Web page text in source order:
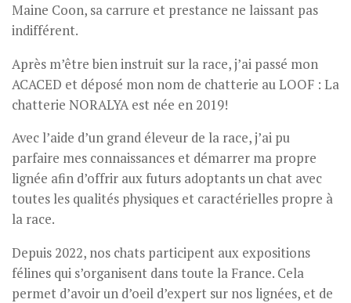
Maine Coon, sa carrure et prestance ne laissant pas
indifférent.
Après m’être bien instruit sur la race, j’ai passé mon
ACACED et déposé mon nom de chatterie au LOOF : La
chatterie NORALYA est née en 2019!
Avec l’aide d’un grand éleveur de la race, j’ai pu
parfaire mes connaissances et démarrer ma propre
lignée afin d’offrir aux futurs adoptants un chat avec
toutes les qualités physiques et caractérielles propre à
la race.
Depuis 2022, nos chats participent aux expositions
félines qui s’organisent dans toute la France. Cela
permet d’avoir un d’oeil d’expert sur nos lignées, et de